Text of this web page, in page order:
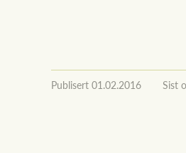
Publisert 01.02.2016 Sist